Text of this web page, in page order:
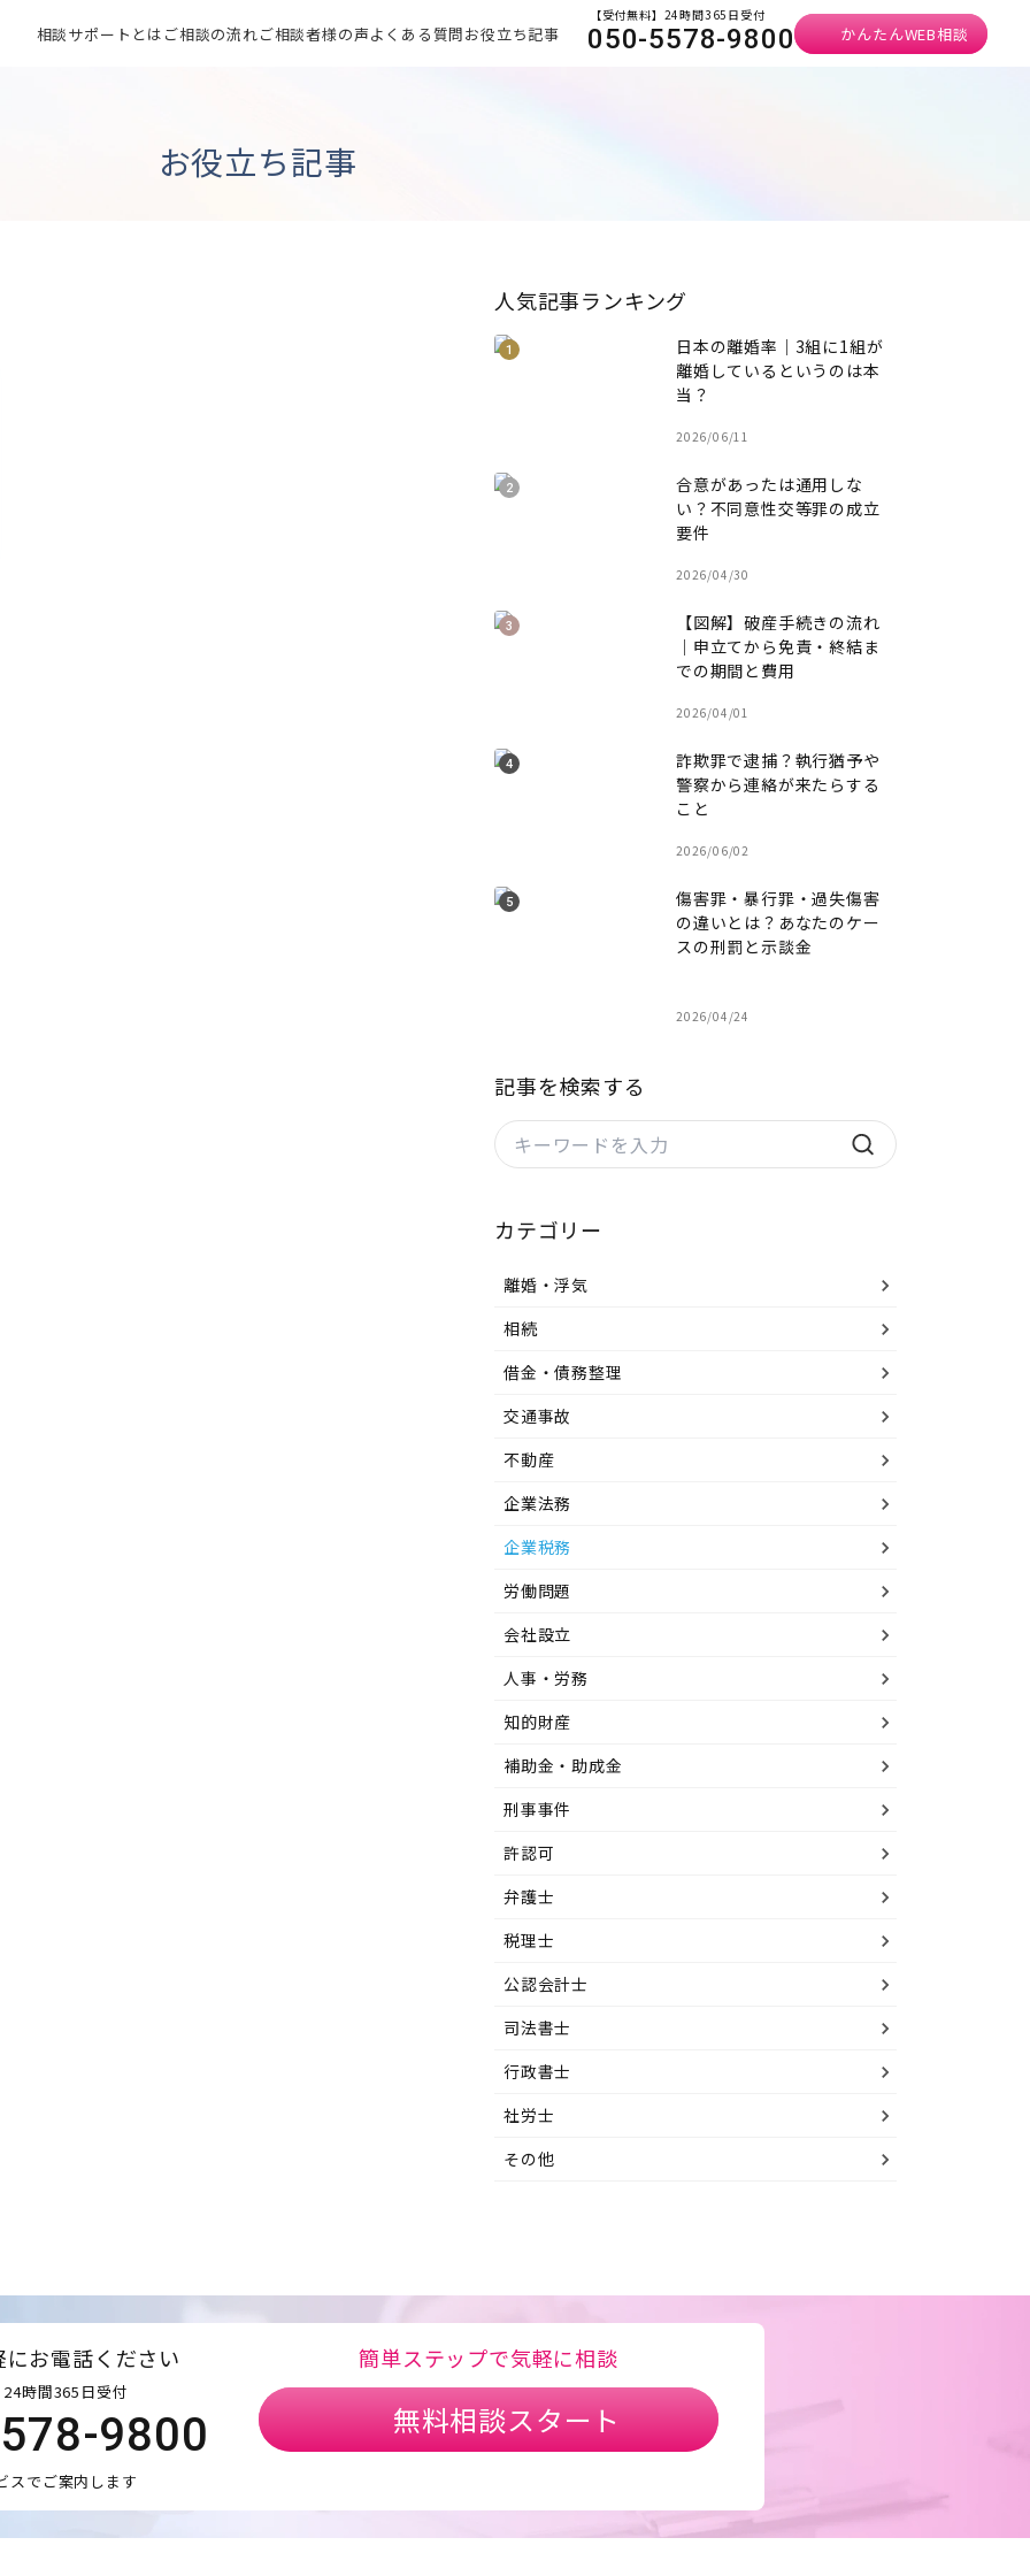
相談サポートとは ご相談の流れご相談者様の声よくある質問お役立ち記事
【受付無料】24時間365日受付
050-5578-9800 かんたんWEB相談
お役立ち記事
人気記事ランキング
日本の離婚率｜3組に1組が
離婚しているというのは本
当？
2026/06/11
合意があったは通用しな
い？不同意性交等罪の成立
要件
2026/04/30
【図解】破産手続きの流れ
｜申立てから免責・終結ま
での期間と費用
2026/04/01
詐欺罪で逮捕？執行猶予や
警察から連絡が来たらする
こと
2026/06/02
傷害罪・暴行罪・過失傷害
の違いとは？あなたのケー
スの刑罰と示談金
2026/04/24
記事を検索する
カテゴリー
離婚・浮気
相続
借金・債務整理
交通事故
不動産
企業法務
企業税務
労働問題
会社設立
人事・労務
知的財産
補助金・助成金
刑事事件
許認可
弁護士
税理士
公認会計士
司法書士
行政書士
社労士
その他
お電話ください
時間365日受付
9800
スでご案内します
簡単ステップで気軽に相談
無料相談スタート